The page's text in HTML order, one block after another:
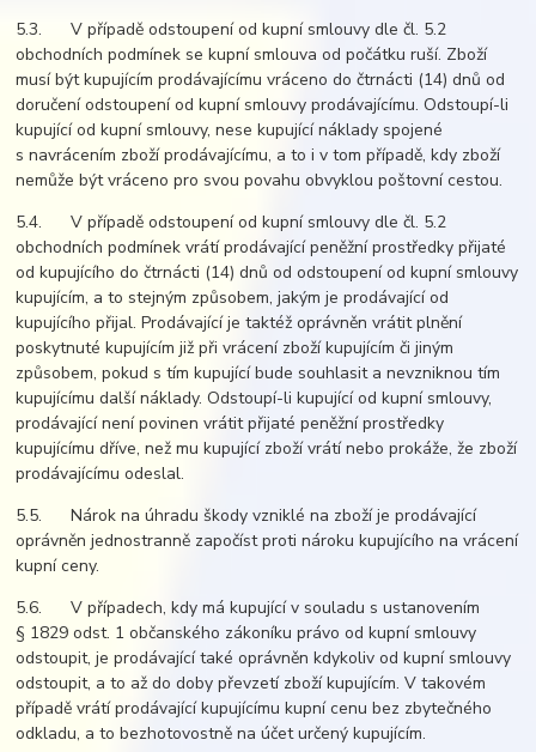
5.3. V případě odstoupení od kupní smlouvy dle čl. 5.2
obchodních podmínek se kupní smlouva od počátku ruší. Zboží
musí být kupujícím prodávajícímu vráceno do čtrnácti (14) dnů od
doručení odstoupení od kupní smlouvy prodávajícímu. Odstoupí-li
kupující od kupní smlouvy, nese kupující náklady spojené
s navrácením zboží prodávajícímu, a to i v tom případě, kdy zboží
nemůže být vráceno pro svou povahu obvyklou poštovní cestou.
5.4. V případě odstoupení od kupní smlouvy dle čl. 5.2
obchodních podmínek vrátí prodávající peněžní prostředky přijaté
od kupujícího do čtrnácti (14) dnů od odstoupení od kupní smlouvy
kupujícím, a to stejným způsobem, jakým je prodávající od
kupujícího přijal. Prodávající je taktéž oprávněn vrátit plnění
poskytnuté kupujícím již při vrácení zboží kupujícím či jiným
způsobem, pokud s tím kupující bude souhlasit a nevzniknou tím
kupujícímu další náklady. Odstoupí-li kupující od kupní smlouvy,
prodávající není povinen vrátit přijaté peněžní prostředky
kupujícímu dříve, než mu kupující zboží vrátí nebo prokáže, že zboží
prodávajícímu odeslal.
5.5. Nárok na úhradu škody vzniklé na zboží je prodávající
oprávněn jednostranně započíst proti nároku kupujícího na vrácení
kupní ceny.
5.6. V případech, kdy má kupující v souladu s ustanovením
§ 1829 odst. 1 občanského zákoníku právo od kupní smlouvy
odstoupit, je prodávající také oprávněn kdykoliv od kupní smlouvy
odstoupit, a to až do doby převzetí zboží kupujícím. V takovém
případě vrátí prodávající kupujícímu kupní cenu bez zbytečného
odkladu, a to bezhotovostně na účet určený kupujícím.